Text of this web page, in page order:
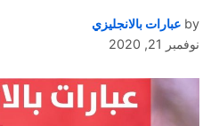
by عبارات بالانجليزي
نوفمبر 21, 2020